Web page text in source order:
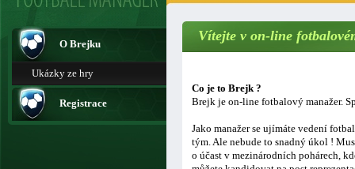
O Brejku
Ukázky ze hry
Registrace
Vítejte v on-line
Co je to Brejk ?
Brejk je on-line fotbalový manažer.
Jako manažer se ujímáte vedení
tým. Ale nebude to snadný úkol !
o účast v mezinárodních pohárech,